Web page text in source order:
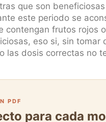
que son
este periodo se
contengan frutos
eso si, sin
las dosis correctas no
PDF
para cada